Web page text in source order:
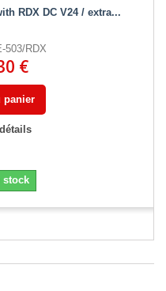
RDX DC V24 / extra...
503/RDX
€
panier
stock